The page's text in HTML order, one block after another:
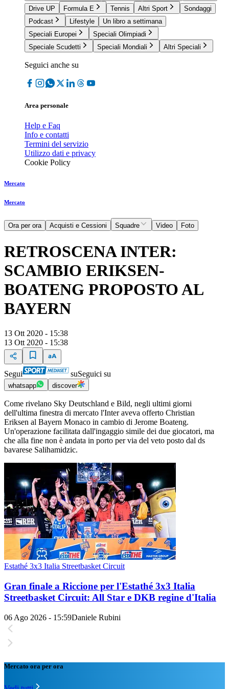
Drive UP
Formula E Tennis Altri Sport
Sondaggi
Podcast
Lifestyle
Un libro a settimana
Speciali Europei
Speciali Olimpiadi
Speciale Scudetti
Speciali Mondiali Altri Speciali
Seguici anche su
Area personale
Help e Faq
Info e contatti
Termini del servizio
Utilizzo dati e privacy
Cookie Policy
Mercato
Mercato
Ora per ora Acquisti e Cessioni Squadre Video Foto
RETROSCENA INTER:
SCAMBIO ERIKSEN-
BOATENG PROPOSTO AL
BAYERN
13 Ott 2020 - 15:38
13 Ott 2020 - 15:38
Segui suSeguici su
whatsapp discover
Come rivelano Sky Deutschland e Bild, negli ultimi giorni
dell'ultima finestra di mercato l'Inter aveva offerto Christian
Eriksen al Bayern Monaco in cambio di Jerome Boateng.
Un'operazione facilitata dall'ingaggio simile dei due giocatori, ma
che alla fine non è andata in porto per via del veto posto dal ds
bavarese Salihamidzic.
Estathé 3x3 Italia Streetbasket Circuit
Gran finale a Riccione per l'Estathé 3x3 Italia
Streetbasket Circuit: All Star e DKB regine d'Italia
06 Ago 2026 - 15:59Daniele Rubini
Mercato ora per ora